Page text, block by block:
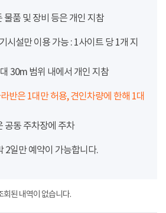
물품 및 장비 등은 개인 지참
시설만 이용 가능 : 1사이트 당 1개 지
30m 범위 내에서 개인 지참
반은 1대만 허용, 견인차량에 한해 1대
동 주차장에 주차
2일만 예약이 가능합니다.
회된 내역이 없습니다.